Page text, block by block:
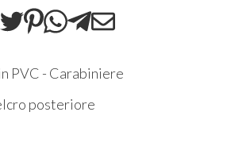
PVC - Carabiniere
posteriore